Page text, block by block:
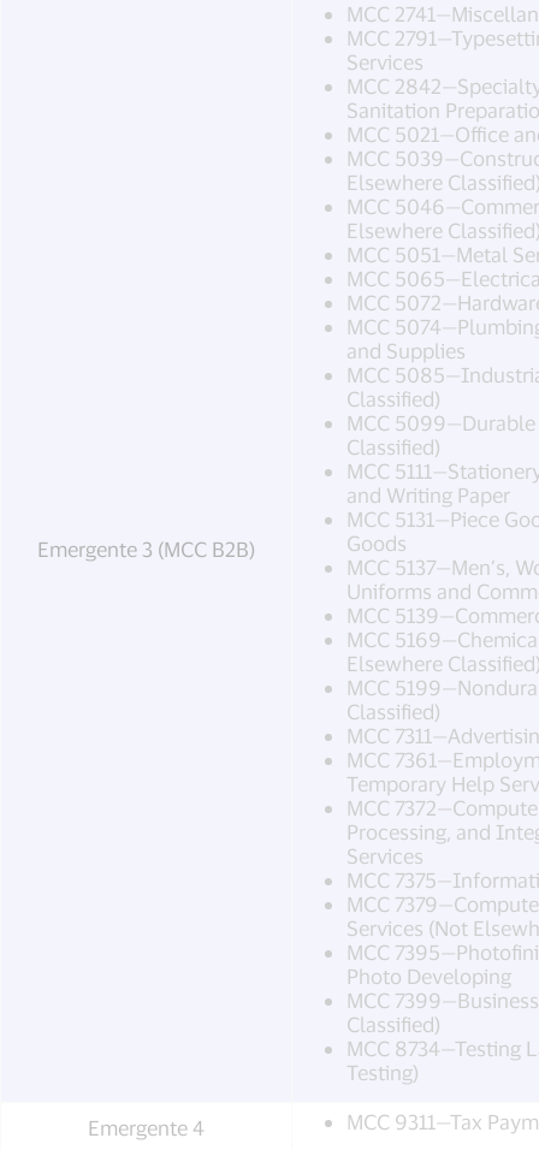
Emergente 3 (MCC B2B)
MCC
MCC
Services
MCC
Sanitation
MCC 5021—Office
MCC
Elsewhere
MCC
Elsewhere
MCC 5051—Metal
MCC
MCC
MCC
and Supplies
MCC
Classified)
MCC
Classified)
MCC
and Writing Paper
MCC 5131—Piece
Goods
MCC 5137—Men’s,
Uniforms and
MCC
MCC
Elsewhere
MCC
Classified)
MCC
MCC
Temporary Help
MCC
Processing, and
Services
MCC
MCC
Services (Not
MCC
Photo Developing
MCC
Classified)
MCC 8734—Testing
Testing)
Emergente 4 MCC 9311—Tax